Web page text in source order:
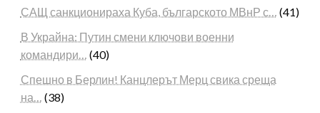
САЩ санкционираха Куба, българското МВнР с… (41)
В Украйна: Путин смени ключови военни
командири… (40)
Спешно в Берлин! Канцлерът Мерц свика среща
на… (38)